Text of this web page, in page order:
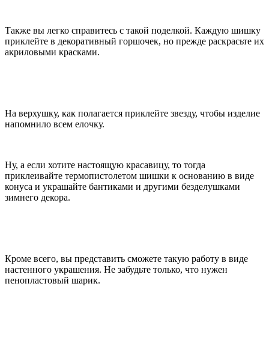
Также вы легко справитесь с такой поделкой. Каждую шишку
приклейте в декоративный горшочек, но прежде раскрасьте их
акриловыми красками.
На верхушку, как полагается приклейте звезду, чтобы изделие
напомнило всем елочку.
Ну, а если хотите настоящую красавицу, то тогда
приклеивайте термопистолетом шишки к основанию в виде
конуса и украшайте бантиками и другими безделушками
зимнего декора.
Кроме всего, вы представить сможете такую работу в виде
настенного украшения. Не забудьте только, что нужен
пенопластовый шарик.